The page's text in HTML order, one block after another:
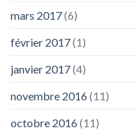
mars 2017(6)
février 2017(1)
janvier 2017(4)
novembre 2016(11)
octobre 2016(11)